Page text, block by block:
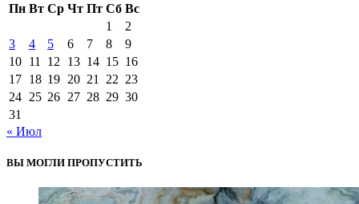
Пн Вт Ср Чт Пт Сб Вс
1
2
3
4 5 6 7 8
9
10 11 12 13 14 15 16
17 18 19 20 21 22 23
24 25 26 27 28 29 30
31
« Июл
ВЫ МОГЛИ ПРОПУСТИТЬ